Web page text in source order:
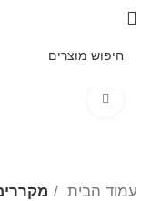
עמוד הבית